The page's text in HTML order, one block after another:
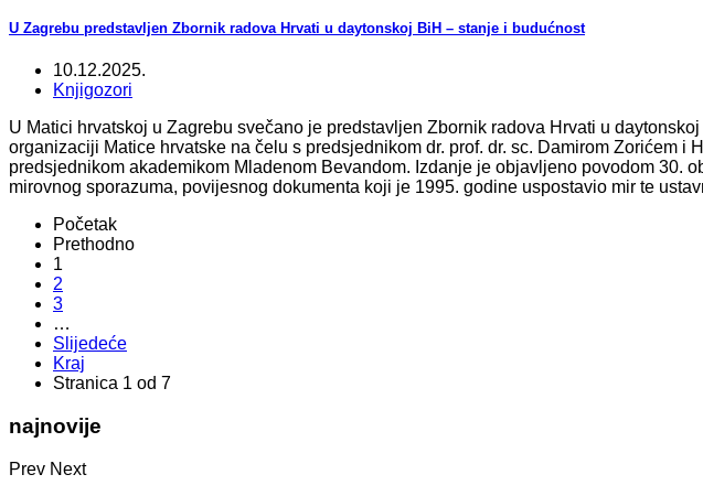
U Zagrebu predstavljen Zbornik radova Hrvati u daytonskoj BiH – stanje i budućnost
10.12.2025.
Knjigozori
U Matici hrvatskoj u Zagrebu svečano je predstavljen Zbornik radova Hrvati u
organizaciji Matice hrvatske na čelu s predsjednikom dr. prof. dr. sc. Damirom Zorićem i
predsjednikom akademikom Mladenom Bevandom. Izdanje je objavljeno povodom 30.
mirovnog sporazuma, povijesnog dokumenta koji je 1995. godine uspostavio mir te
Početak
Prethodno
1
2
3
…
Slijedeće
Kraj
Stranica 1 od 7
najnovije
Prev Next